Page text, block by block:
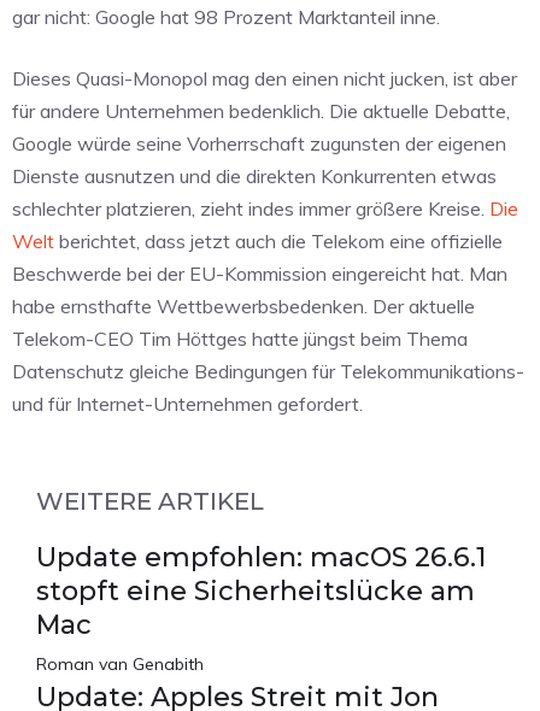
gar nicht: Google hat 98 Prozent Marktanteil inne.
Dieses Quasi-Monopol mag den einen nicht jucken, ist aber
für andere Unternehmen bedenklich. Die aktuelle Debatte,
Google würde seine Vorherrschaft zugunsten der eigenen
Dienste ausnutzen und die direkten Konkurrenten etwas
schlechter platzieren, zieht indes immer größere Kreise. Die
Welt berichtet, dass jetzt auch die Telekom eine offizielle
Beschwerde bei der EU-Kommission eingereicht hat. Man
habe ernsthafte Wettbewerbsbedenken. Der aktuelle
Telekom-CEO Tim Höttges hatte jüngst beim Thema
Datenschutz gleiche Bedingungen für Telekommunikations-
und für Internet-Unternehmen gefordert.
WEITERE ARTIKEL
Update empfohlen: macOS 26.6.1
stopft eine Sicherheitslücke am
Mac
Roman van Genabith
Update: Apples Streit mit Jon